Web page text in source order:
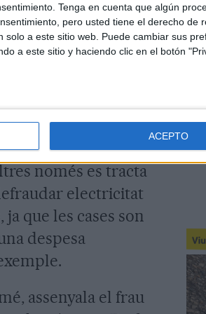
Tenga en cuenta que algún
pero usted tiene el derecho de
a este sitio web. Puede cambiar sus
a este sitio y haciendo clic en el botón
ACEPTO
hi hagi cases
droga.
no son l'únic
d'un problema
a Girona.
plantacions son
només es tracta
electricitat
que les cases son
despesa
assenyala el frau